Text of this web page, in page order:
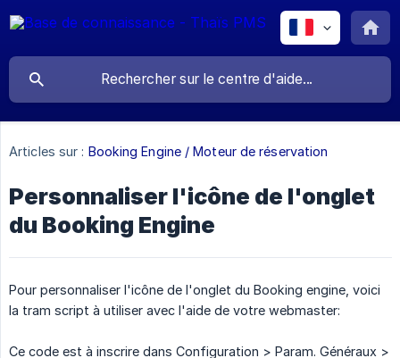
Articles sur : Booking Engine / Moteur de réservation
Personnaliser l'icône de l'onglet
du Booking Engine
Pour personnaliser l'icône de l'onglet du Booking engine, voici
la tram script à utiliser avec l'aide de votre webmaster:
Ce code est à inscrire dans Configuration > Param. Généraux >